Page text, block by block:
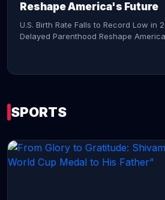
Reshape America's Future
U.S. Birth Rate Falls to Record Low in
Delayed Parenthood Reshape
SPORTS